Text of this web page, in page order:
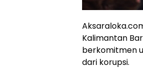
Kalimantan
berkomitmen
dari korupsi.